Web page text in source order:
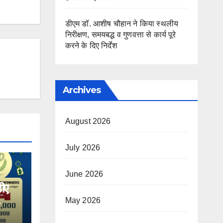
डीएम डॉ. आशीष चौहान ने किया स्थलीय
निरीक्षण, समयबद्ध व गुणवत्ता से कार्य पूरे
करने के दिए निर्देश
Archives
August 2026
July 2026
June 2026
May 2026